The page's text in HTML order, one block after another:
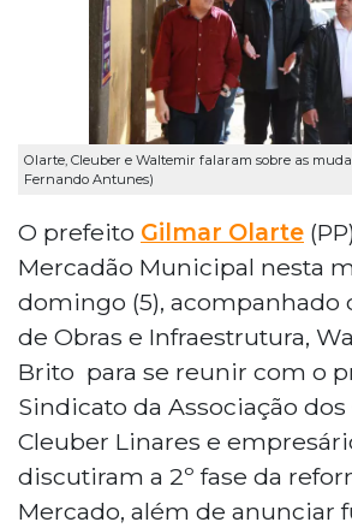
Olarte, Cleuber e Waltemir falaram sobre as
Fernando Antunes)
O prefeito Gilmar Olarte
Mercadão Municipal nesta
domingo (5), acompanhado
de Obras e Infraestrutura,
Brito para se reunir com o
Sindicato da Associação
Cleuber Linares e
discutiram a 2º fase da
Mercado, além de anunciar